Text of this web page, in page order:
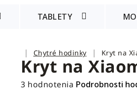
TABLETY
DomovChytré hodinky Kryt na
Kryt na
Priemerné
3 hodnotenia Podrobnosti